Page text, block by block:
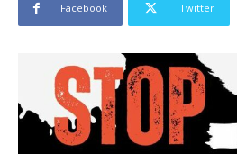
Facebook Twitter